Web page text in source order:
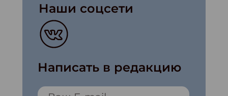
Наши соцсети
Написать в редакцию